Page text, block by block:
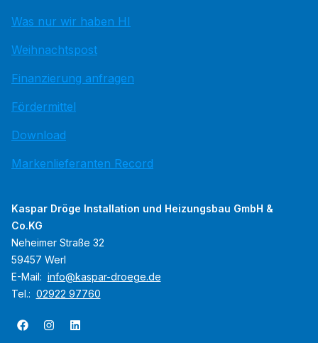
Was nur wir haben HI
Weihnachtspost
Finanzierung anfragen
Fördermittel
Download
Markenlieferanten Record
Kaspar Dröge Installation und Heizungsbau GmbH &
Co.KG
Neheimer Straße 32
59457 Werl
E-Mail: info@kaspar-droege.de
Tel.: 02922 97760